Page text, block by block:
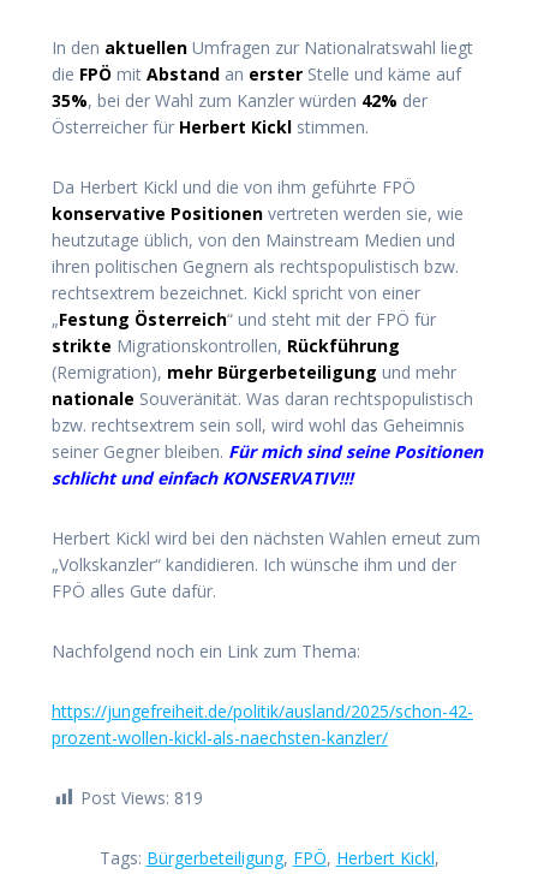
In den aktuellen Umfragen zur Nationalratswahl liegt
die FPÖ mit Abstand an erster Stelle und käme auf
35%, bei der Wahl zum Kanzler würden 42% der
Österreicher für Herbert Kickl stimmen.
Da Herbert Kickl und die von ihm geführte FPÖ
konservative Positionen vertreten werden sie, wie
heutzutage üblich, von den Mainstream Medien und
ihren politischen Gegnern als rechtspopulistisch bzw.
rechtsextrem bezeichnet. Kickl spricht von einer
„Festung Österreich“ und steht mit der FPÖ für
strikte Migrationskontrollen, Rückführung
(Remigration), mehr Bürgerbeteiligung und mehr
nationale Souveränität. Was daran rechtspopulistisch
bzw. rechtsextrem sein soll, wird wohl das Geheimnis
seiner Gegner bleiben. Für mich sind seine Positionen
schlicht und einfach KONSERVATIV!!!
Herbert Kickl wird bei den nächsten Wahlen erneut zum
„Volkskanzler“ kandidieren. Ich wünsche ihm und der
FPÖ alles Gute dafür.
Nachfolgend noch ein Link zum Thema:
https://jungefreiheit.de/politik/ausland/2025/schon-42-
prozent-wollen-kickl-als-naechsten-kanzler/
Post Views: 819
Tags: Bürgerbeteiligung, FPÖ, Herbert Kickl,